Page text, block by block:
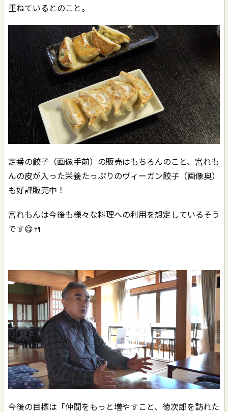
重ねているとのこと。
定番の餃子（画像手前）の販売はもちろんのこと、宮れも
んの皮が入った栄養たっぷりのヴィーガン餃子（画像奥）
も好評販売中！
宮れもんは今後も様々な料理への利用を想定しているそう
です😋🍴
今後の目標は「仲間をもっと増やすこと、徳次郎を訪れた